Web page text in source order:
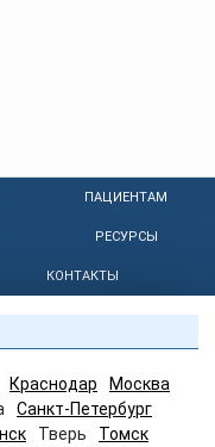
ПАЦИЕНТАМ
РЕСУРСЫ
КОНТАКТЫ
Краснодар
Москва
Санкт-Петербург
Тверь
Томск